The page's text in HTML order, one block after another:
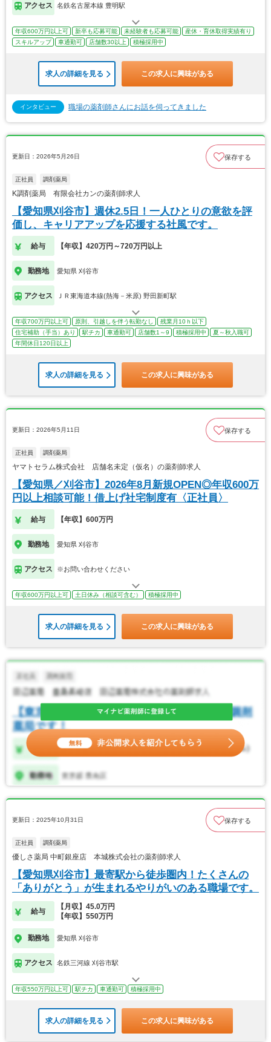
アクセス 名鉄名古屋本線 豊明駅
年収600万円以上可 新卒も応募可能 未経験者も応募可能
産休・育休取得実績有り
スキルアップ
車通勤可 店舗数30以上 積極採用中
求人の詳細を見る この求人に興味がある
インタビュー 職場の薬剤師さんにお話を伺ってきました
更新日：2026年5月26日 保存する
正社員 調剤薬局
K調剤薬局 有限会社カンの薬剤師求人
【愛知県刈谷市】週休2.5日！一人ひとりの意欲を評
価し、キャリアアップを応援する社風です。
給与 【年収】420万円～720万円以上
勤務地 愛知県 刈谷市
アクセス ＪＲ東海道本線(熱海－米原) 野田新町駅
年収700万円以上可 原則、引越しを伴う転勤なし
残業月10ｈ以下
住宅補助（手当）あり
駅チカ 車通勤可 店舗数1～9 積極採用中
夏～秋入職可
年間休日120日以上
求人の詳細を見る この求人に興味がある
更新日：2026年5月11日 保存する
正社員 調剤薬局
ヤマトセラム株式会社 店舗名未定（仮名）の薬剤師求人
【愛知県／刈谷市】2026年8月新規OPEN◎年収600万
円以上相談可能！借上げ社宅制度有〈正社員〉
給与 【年収】600万円
勤務地 愛知県 刈谷市
アクセス ※お問い合わせください
年収600万円以上可 土日休み（相談可含む） 積極採用中
求人の詳細を見る この求人に興味がある
更新日：2025年10月31日 保存する
正社員 調剤薬局
優しさ薬局 中町銀座店 本城株式会社の薬剤師求人
【愛知県刈谷市】最寄駅から徒歩圏内！たくさんの
「ありがとう」が生まれるやりがいのある職場です。
給与
【月収】45.0万円
【年収】550万円
勤務地 愛知県 刈谷市
アクセス 名鉄三河線 刈谷市駅
年収550万円以上可 駅チカ 車通勤可 積極採用中
求人の詳細を見る この求人に興味がある